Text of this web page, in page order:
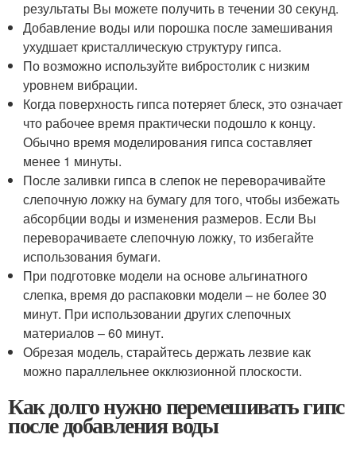
результаты Вы можете получить в течении 30 секунд.
Добавление воды или порошка после замешивания
ухудшает кристаллическую структуру гипса.
По возможно используйте вибростолик с низким
уровнем вибрации.
Когда поверхность гипса потеряет блеск, это означает
что рабочее время практически подошло к концу.
Обычно время моделирования гипса составляет
менее 1 минуты.
После заливки гипса в слепок не переворачивайте
слепочную ложку на бумагу для того, чтобы избежать
абсорбции воды и изменения размеров. Если Вы
переворачиваете слепочную ложку, то избегайте
использования бумаги.
При подготовке модели на основе альгинатного
слепка, время до распаковки модели – не более 30
минут. При использовании других слепочных
материалов – 60 минут.
Обрезая модель, старайтесь держать лезвие как
можно параллельнее окклюзионной плоскости.
Как долго нужно перемешивать гипс
после добавления воды